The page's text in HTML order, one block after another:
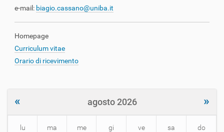
e-mail: biagio.cassano@uniba.it
Homepage
Curriculum vitae
Orario di ricevimento
« agosto 2026 »
lu ma me gi ve sa do